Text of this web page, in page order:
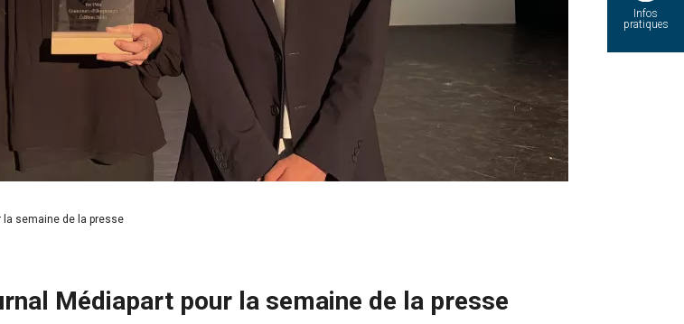
Infos
pratiques
la semaine de la presse
Médiapart pour la semaine de la presse